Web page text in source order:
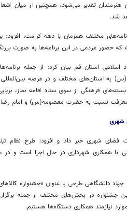
شد.
مختلف همزمان با دهه کرامت، افزود:
که حضور مردمی در این برنامه‌ها به صورت
اسلامی استان قم بیان کرد: از جمله
استان‌های مختلف و در عرصه بین‌المللی به
بسته‌های فرهنگی از سوی ستاد اقامه نماز،
نسبت به حضرت معصومه(س) و امام
شهری
فضای شهری خبر داد و افزود: طرح نظام
با همکاری شهرداری در حال اجرا است و
دانشگاهی طرحی با عنوان «جشنواره
جشنواره در بخش‌های مختلف از جمله برگزاری
موارد نیازمند همکاری دستگاه‌ها هستیم.